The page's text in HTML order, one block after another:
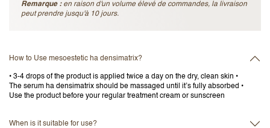
Remarque : en raison d'un volume élevé de commandes, la livraison
peut prendre jusqu'à 10 jours.
How to Use mesoestetic ha densimatrix?
• 3-4 drops of the product is applied twice a day on the dry, clean skin •
The serum ha densimatrix should be massaged until it’s fully absorbed •
Use the product before your regular treatment cream or sunscreen
When is it suitable for use?